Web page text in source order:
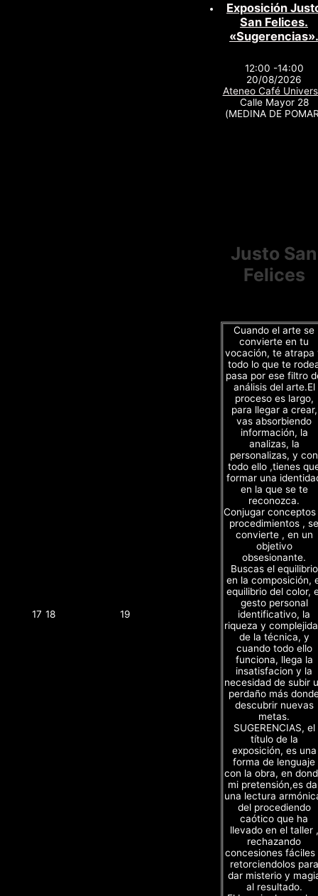
17 18 19
Exposición
San Felices.
«Sugerencias».
12:00 -14:00
20/08/2026
Ateneo Café
Calle Mayor 28
(MEDINA DE
Justo San
Felices
Cuando el arte se
convierte en tu
vocación, te atrapa
todo lo que te
pasa por ese filtro
análisis del arte.El
proceso es largo,
para llegar a crear,
vas absorbiendo
información, la
analizas, la
personalizas, y con
todo ello ,tienes
formar una
en la que se te
reconozca.
Conjugar
procedimientos , se
convierte , en un
objetivo
obsesionante.
Buscas el equilibrio
en la composición,
equilibrio del color,
gesto personal
identificativo, la
riqueza y
de la técnica, y
cuando todo ello
funciona, llega la
insatisfacion y la
necesidad de subir
perdaño más
descubrir nuevas
metas.
SUGERENCIAS, el
título de la
exposición, es una
forma de lenguaje
con la obra, en
mi pretensión,es
una lectura
del procediendo
caótico que ha
llevado en el taller ,
rechazando
concesiones fáciles
retorciendolos para
dar misterio y
al resultado.